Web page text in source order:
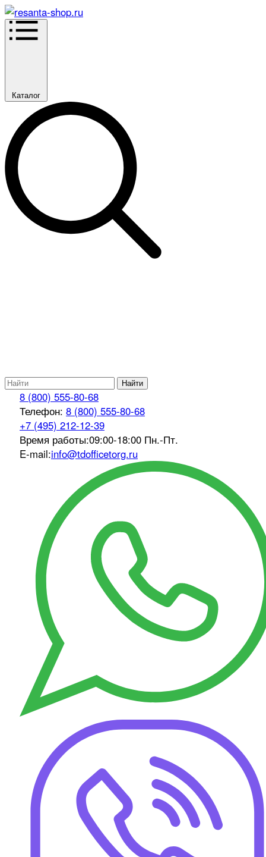
Каталог
Найти
8 (800) 555-80-68
Телефон: 8 (800) 555-80-68
+7 (495) 212-12-39
Время работы:09:00-18:00 Пн.-Пт.
E-mail:info@tdofficetorg.ru